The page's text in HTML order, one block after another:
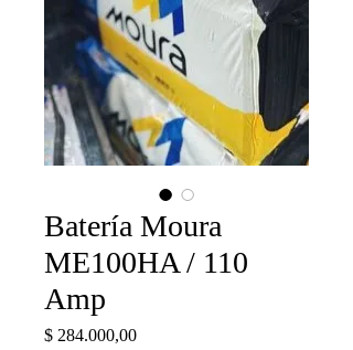
Batería Moura
ME100HA / 110
Amp
$ 284.000,00Precio